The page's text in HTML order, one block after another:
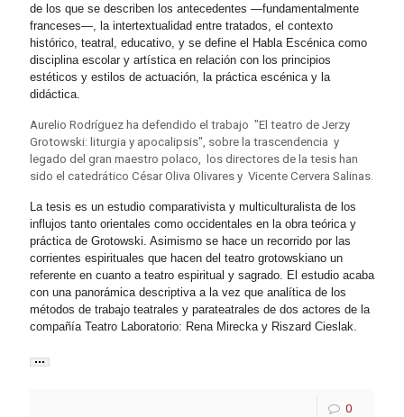
de los que se describen los antecedentes —fundamentalmente
franceses—, la intertextualidad entre tratados, el contexto
histórico, teatral, educativo, y se define el Habla Escénica como
disciplina escolar y artística en relación con los principios
estéticos y estilos de actuación, la práctica escénica y la
didáctica.
Aurelio Rodríguez ha defendido el trabajo "El teatro de Jerzy
Grotowski: liturgia y apocalipsis", sobre la trascendencia y
legado del gran maestro polaco, los directores de la tesis han
sido el catedrático César Oliva Olivares y Vicente Cervera Salinas.
La tesis es un estudio comparativista y multiculturalista de los
influjos tanto orientales como occidentales en la obra teórica y
práctica de Grotowski. Asimismo se hace un recorrido por las
corrientes espirituales que hacen del teatro grotowskiano un
referente en cuanto a teatro espiritual y sagrado. El estudio acaba
con una panorámica descriptiva a la vez que analítica de los
métodos de trabajo teatrales y parateatrales de dos actores de la
compañía Teatro Laboratorio: Rena Mirecka y Riszard Cieslak.
0